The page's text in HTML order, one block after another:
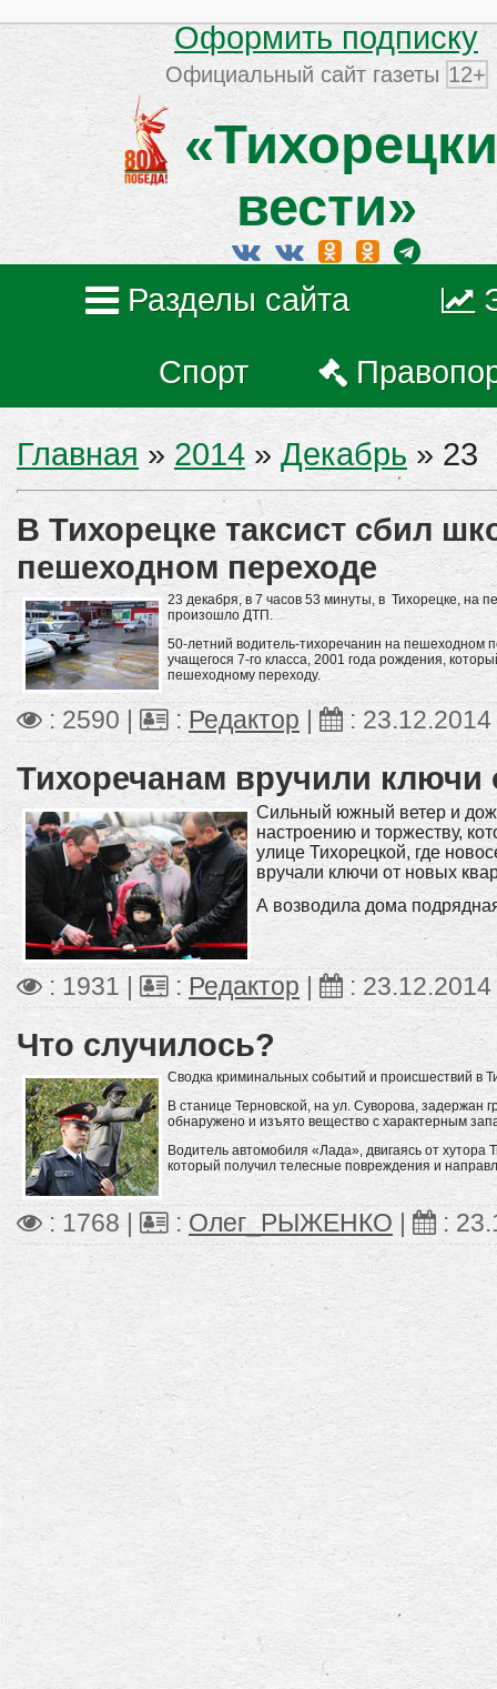
Оформить подписку
Официальный сайт газеты 12+
вести»
Разделы сайта
Спорт
Главная » 2014 » Декабрь » 23
В Тихорецке таксист сбил
пешеходном переходе
23 декабря, в 7 часов 53 минуты, в Тихорецке, на
произошло ДТП.
50-летний водитель-тихоречанин на пешеходном
учащегося 7-го класса, 2001 года рождения,
пешеходному переходу.
: 2590 | : Редактор : 23.12.2014
Тихоречанам вручили ключи
Сильный южный ветер и
настроению и торжеству,
улице Тихорецкой, где
вручали ключи от новых
А возводила дома
: 1931 | : Редактор : 23.12.2014
Что случилось?
Сводка криминальных событий и происшествий в
В станице Терновской, на ул. Суворова, задержан
обнаружено и изъято вещество с характерным
Водитель автомобиля «Лада», двигаясь от хутора
который получил телесные повреждения и
: 1768 | : Олег_РЫЖЕНКО :